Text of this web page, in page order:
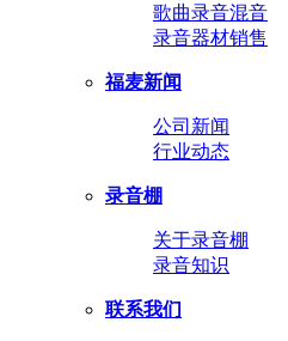
歌曲录音混音
录音器材销售
福麦新闻
公司新闻
行业动态
录音棚
关于录音棚
录音知识
联系我们